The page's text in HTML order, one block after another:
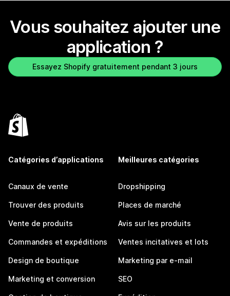
Vous souhaitez ajouter une
application ?
Essayez Shopify gratuitement pendant 3 jours
Catégories d’applications
Canaux de vente
Trouver des produits
Vente de produits
Commandes et expéditions
Design de boutique
Marketing et conversion
Meilleures catégories
Dropshipping
Places de marché
Avis sur les produits
Ventes incitatives et lots
Marketing par e-mail
SEO